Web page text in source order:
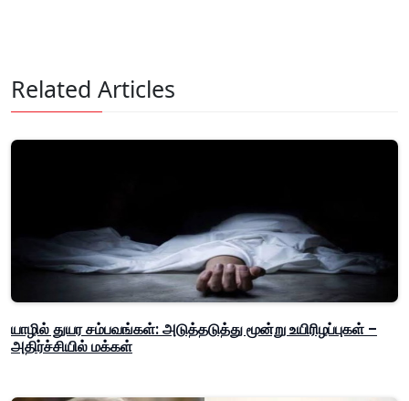
Related Articles
யாழில் துயர சம்பவங்கள்: அடுத்தடுத்து மூன்று உயிரிழப்புகள் –
அதிர்ச்சியில் மக்கள்